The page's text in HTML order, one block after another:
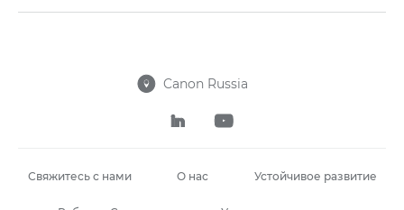
 Canon Russia
 
Свяжитесь с нами О нас Устойчивое развитие